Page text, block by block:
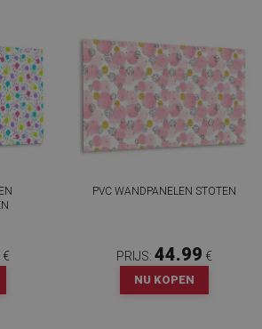
€
PVC WANDPANELEN STOTEN
PRIJS: 44.99 €
NU KOPEN